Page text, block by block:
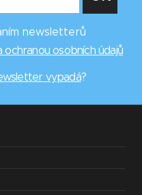
newsletterů
ochranou osobních údajů
vypadá?